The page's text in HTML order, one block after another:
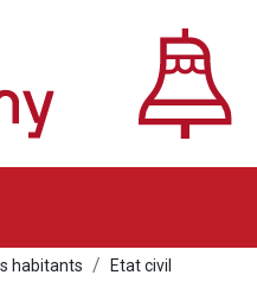
habitants Etat civil